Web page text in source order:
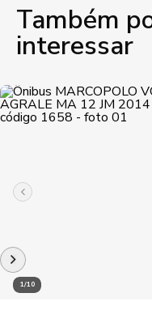
Também
interessar
1/10